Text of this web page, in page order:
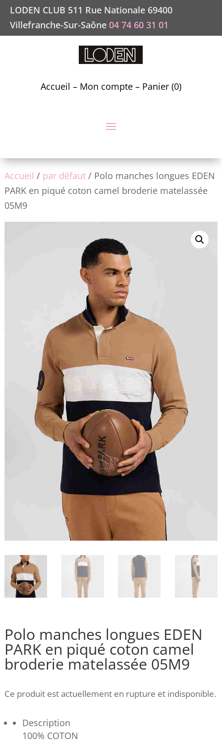
LODEN CLUB 511 Rue Nationale 69400
Villefranche-Sur-Saône 04 74 60 31 01
Accueil – Mon compte– Panier (0)
Accueil / par défaut/ Polo manches longues EDEN
PARK en piqué coton camel broderie matelassée
05M9
Polo manches longues EDEN
PARK en piqué coton camel
broderie matelassée 05M9
Ce produit est actuellement en rupture et indisponible.
Description
100% COTON